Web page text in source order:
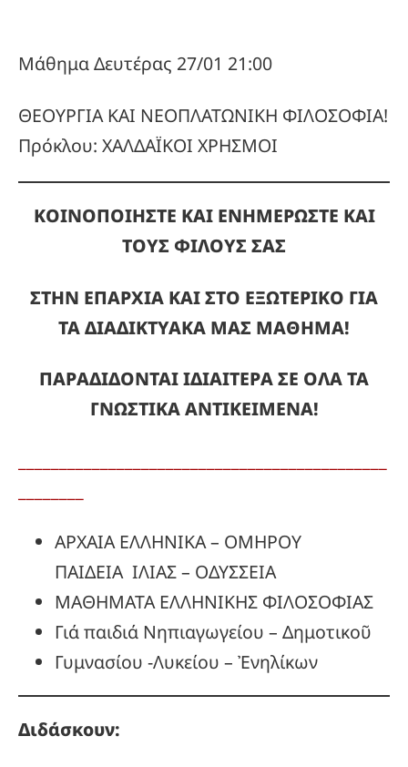
Μάθημα Δευτέρας 27/01 21:00
ΘΕΟΥΡΓΙΑ ΚΑΙ ΝΕΟΠΛΑΤΩΝΙΚΗ ΦΙΛΟΣΟΦΙΑ!
Πρόκλου: ΧΑΛΔΑΪΚΟΙ ΧΡΗΣΜΟΙ
ΚΟΙΝΟΠΟΙΗΣΤΕ ΚΑΙ ΕΝΗΜΕΡΩΣΤΕ ΚΑΙ
ΤΟΥΣ ΦΙΛΟΥΣ ΣΑΣ
ΣΤΗΝ ΕΠΑΡΧΙΑ ΚΑΙ ΣΤΟ ΕΞΩΤΕΡΙΚΟ ΓΙΑ
ΤΑ ΔΙΑΔΙΚΤΥΑΚΑ ΜΑΣ ΜΑΘΗΜΑ!
ΠΑΡΑΔΙΔΟΝΤΑΙ ΙΔΙΑΙΤΕΡΑ ΣΕ ΟΛΑ ΤΑ
ΓΝΩΣΤΙΚΑ ΑΝΤΙΚΕΙΜΕΝΑ!
ΑΡΧΑΙΑ ΕΛΛΗΝΙΚΑ – ΟΜΗΡΟΥ
ΠΑΙΔΕΙΑ ΙΛΙΑΣ – ΟΔΥΣΣΕΙΑ
ΜΑΘΗΜΑΤΑ ΕΛΛΗΝΙΚΗΣ ΦΙΛΟΣΟΦΙΑΣ
Γιά παιδιά Νηπιαγωγείου – Δημοτικοῦ
Γυμνασίου -Λυκείου – Ἐνηλίκων
Διδάσκουν: